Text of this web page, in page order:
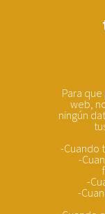
Para
web,
ningún
-Cuando
-
-
-